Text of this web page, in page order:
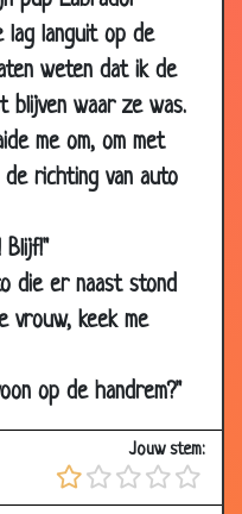
lag languit op de
weten dat ik de
blijven waar ze was.
me om, om met
richting van auto
Blijf!"
die er naast stond
vrouw, keek me
op de handrem?"
Jouw stem:
3.07
3.03
2.73
2.81
2.86
3.06
2.87
3.65